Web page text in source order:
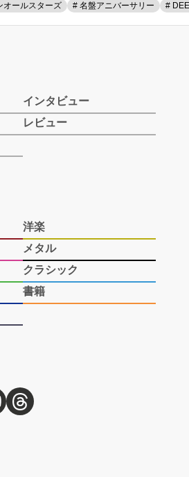
オールスターズ # 名盤アニバーサリー #
インタビュー
レビュー
洋楽
メタル
クラシック
書籍